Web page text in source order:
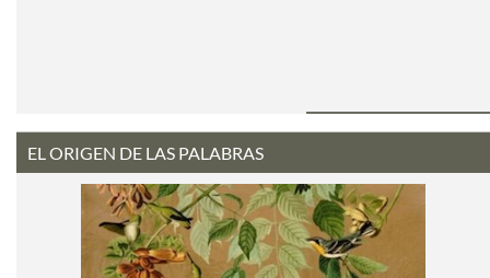
EL ORIGEN DE LAS PALABRAS